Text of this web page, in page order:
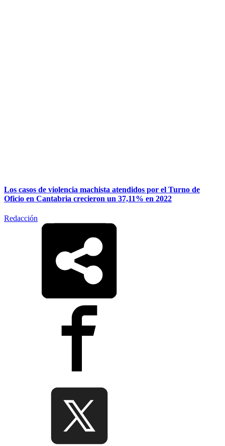
Los casos de violencia machista atendidos por el Turno de
Oficio en Cantabria crecieron un 37,11% en 2022
Redacción